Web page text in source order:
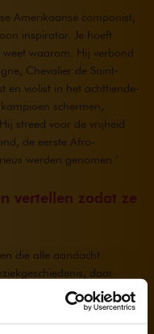
Amerikaanse componist,
inspirator. Je hoeft
waarom. Hij verbond
Chevalier de Saint-
en violist in het achttiende-
schermen,
streed voor de vrijheid
de eerste Afro-
werden genomen.’
vertellen zodat ze
die alle aandacht
daar
zodat ze op onze
mensen met zich
paragraaf die we niet